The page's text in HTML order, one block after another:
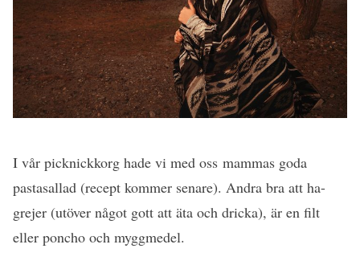
I vår picknickkorg hade vi med oss mammas goda
pastasallad (recept kommer senare). Andra bra att ha-
grejer (utöver något gott att äta och dricka), är en filt
eller poncho och myggmedel.